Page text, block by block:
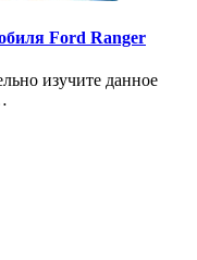
Ford Ranger
изучите данное